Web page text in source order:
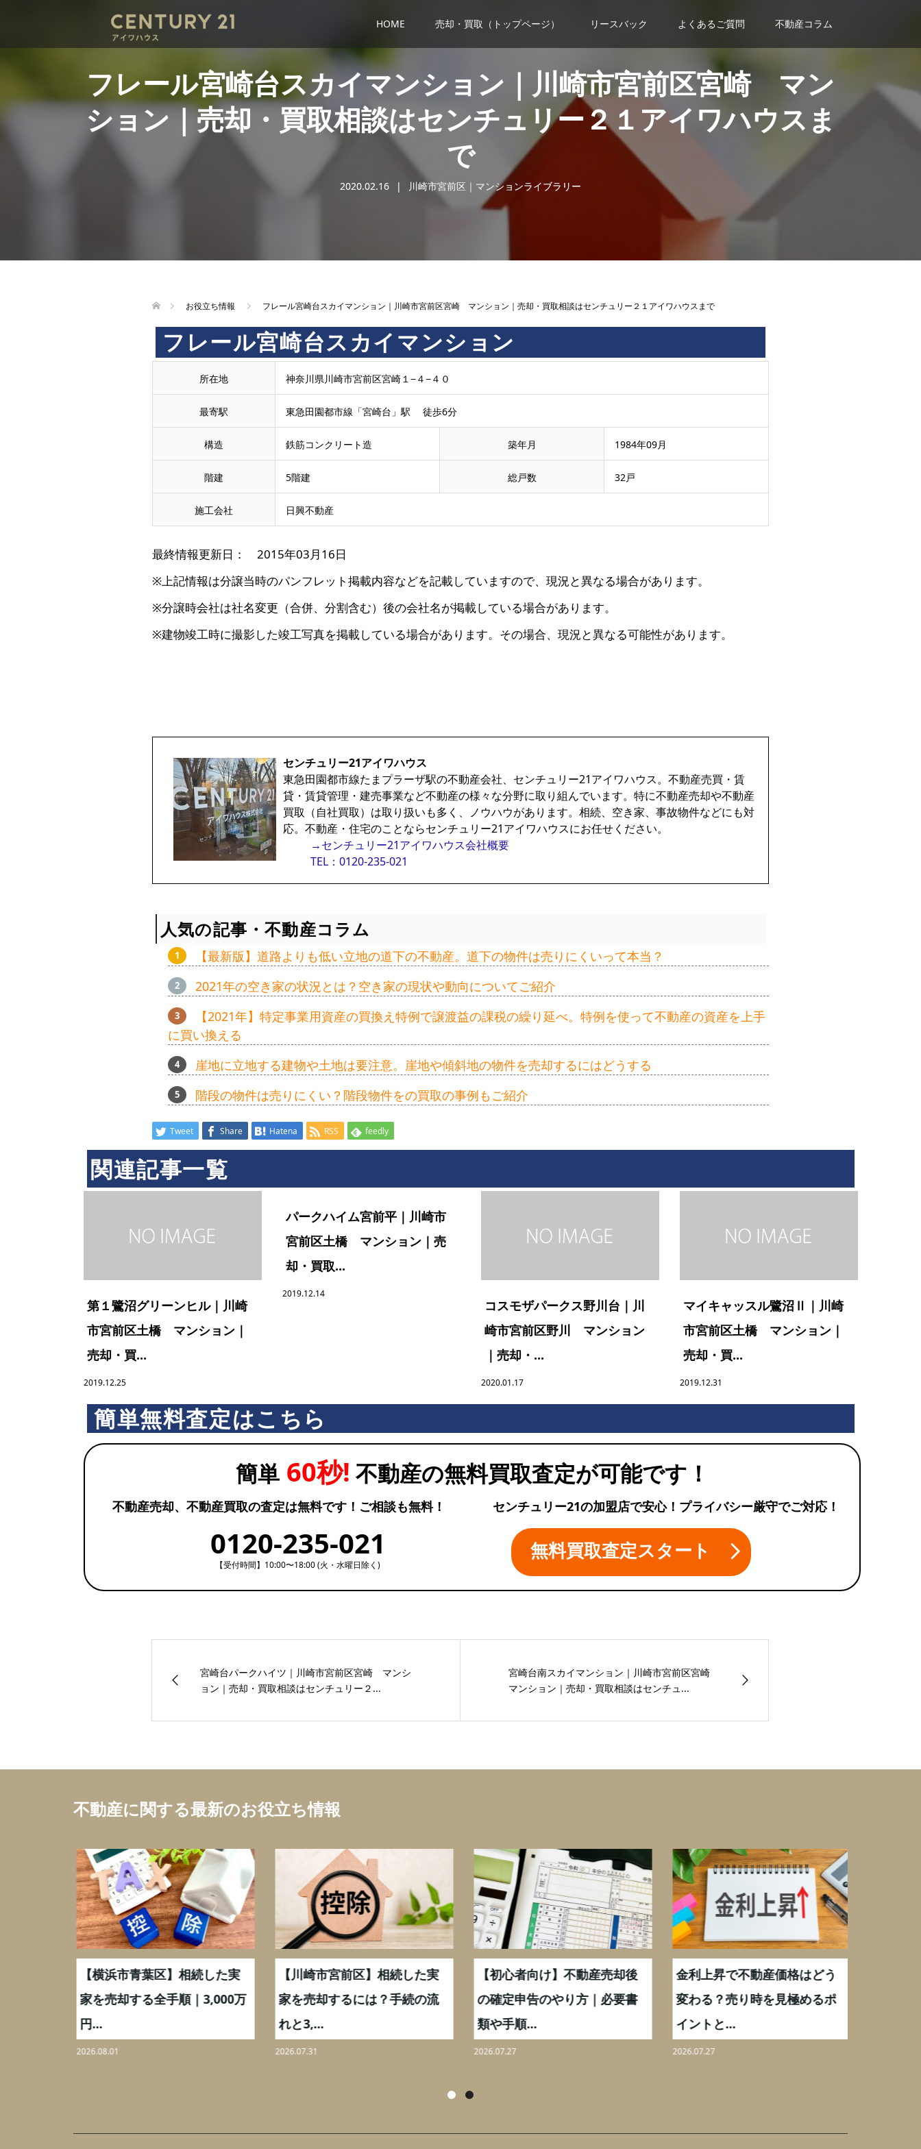
HOME 売却・買取（トップページ） リースバック よくあるご質問 不動産コラム
フレール宮崎台スカイマンション｜川崎市宮前区宮崎 マン
ション｜売却・買取相談はセンチュリー２１アイワハウスま
で
2020.02.16 川崎市宮前区｜マンションライブラリー
お役立ち情報 フレール宮崎台スカイマンション｜川崎市宮前区宮崎 マンション｜売却・買取相談はセンチュリー２１アイワハウスまで
フレール宮崎台スカイマンション
所在地 神奈川県川崎市宮前区宮崎１−４−４０
最寄駅 東急田園都市線「宮崎台」駅 徒歩6分
構造 鉄筋コンクリート造 築年月 1984年09月
階建 5階建 総戸数 32戸
施工会社 日興不動産
最終情報更新日： 2015年03月16日
※上記情報は分譲当時のパンフレット掲載内容などを記載していますので、現況と異なる場合があります。
※分譲時会社は社名変更（合併、分割含む）後の会社名が掲載している場合があります。
※建物竣工時に撮影した竣工写真を掲載している場合があります。その場合、現況と異なる可能性があります。
センチュリー21アイワハウス
東急田園都市線たまプラーザ駅の不動産会社、センチュリー21アイワハウス。不動産売買・賃
貸・賃貸管理・建売事業など不動産の様々な分野に取り組んでいます。特に不動産売却や不動産
買取（自社買取）は取り扱いも多く、ノウハウがあります。相続、空き家、事故物件などにも対
応。不動産・住宅のことならセンチュリー21アイワハウスにお任せください。
→センチュリー21アイワハウス会社概要
TEL：0120-235-021
人気の記事・不動産コラム
【最新版】道路よりも低い立地の道下の不動産。道下の物件は売りにくいって本当？
2021年の空き家の状況とは？空き家の現状や動向についてご紹介
【2021年】特定事業用資産の買換え特例で譲渡益の課税の繰り延べ。特例を使って不動産の資産を上手
に買い換える
崖地に立地する建物や土地は要注意。崖地や傾斜地の物件を売却するにはどうする
階段の物件は売りにくい？階段物件をの買取の事例もご紹介
Tweet Share Hatena RSS feedly
関連記事一覧
第１鷺沼グリーンヒル｜川崎
市宮前区土橋 マンション｜
売却・買...
2019.12.25
パークハイム宮前平｜川崎市
宮前区土橋 マンション｜売
却・買取...
2019.12.14
コスモザパークス野川台｜川
崎市宮前区野川 マンション
｜売却・...
2020.01.17
マイキャッスル鷺沼Ⅱ｜川崎
市宮前区土橋 マンション｜
売却・買...
2019.12.31
簡単無料査定はこちら
簡単60秒! 不動産の無料買取査定が可能です！
不動産売却、不動産買取の査定は無料です！ご相談も無料！ センチュリー21の加盟店で安心！プライバシー厳守でご対応！
0120-235-021
【受付時間】10:00〜18:00 (火・水曜日除く)
無料買取査定スタート
宮崎台パークハイツ｜川崎市宮前区宮崎 マンシ
ョン｜売却・買取相談はセンチュリー２...
宮崎台南スカイマンション｜川崎市宮前区宮崎
マンション｜売却・買取相談はセンチュ...
不動産に関する最新のお役立ち情報
【横浜市青葉区】相続した実
家を売却する全手順｜3,000万
円...
2026.08.01
【川崎市宮前区】相続した実
家を売却するには？手続の流
れと3,...
2026.07.31
【初心者向け】不動産売却後
の確定申告のやり方｜必要書
類や手順...
2026.07.27
金利上昇で不動産価格はどう
変わる？売り時を見極めるポ
イントと...
2026.07.27